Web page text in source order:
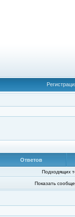
Ответов
Подходящих
Показать